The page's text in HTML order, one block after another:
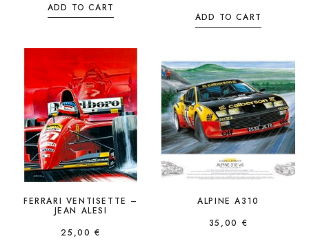
ADD TO CART
ADD TO CART
FERRARI VENTISETTE –
JEAN ALESI
25,00 €
ALPINE A310
35,00 €